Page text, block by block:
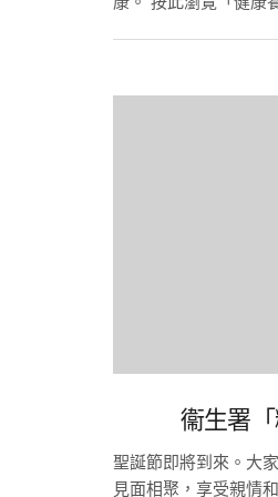
衞生署「
聖誕節即將到來。大
見面相聚，享受親情